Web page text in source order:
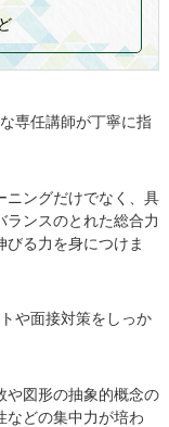
専任講師が丁寧に指
ニングだけでなく、具
ランスのとれた総合力
びる力を身につけま
や面接対策をしっか
や図形の抽象的概念の
などの集中力が培わ